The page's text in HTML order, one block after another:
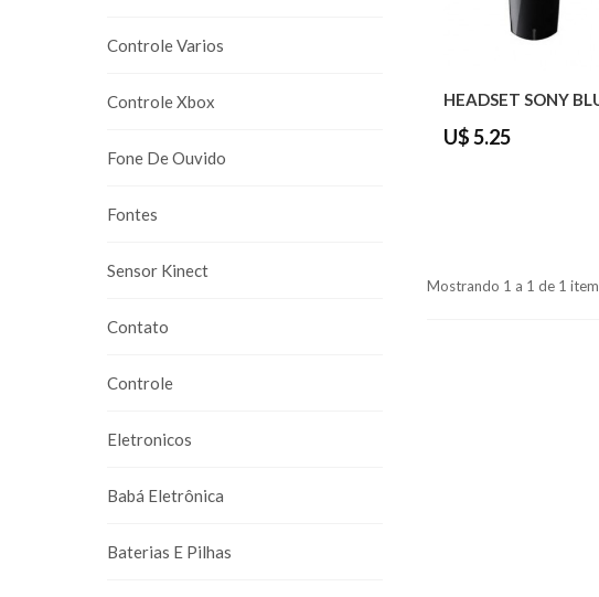
Controle Varios
Controle Xbox
Fone De Ouvido
Fontes
Sensor Kinect
Contato
Controle
Eletronicos
Babá Eletrônica
Baterias E Pilhas
U$ 5.25
Mostrando 1 a 1 de 1 item